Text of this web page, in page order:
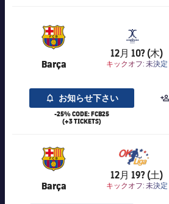
Barça
12月 10? (木)
キックオフ: 未決定
お知らせ下さい
-25% CODE: FCB25
(+3 TICKETS)
Barça
7,016
12月 19? (土)
キックオフ: 未決定